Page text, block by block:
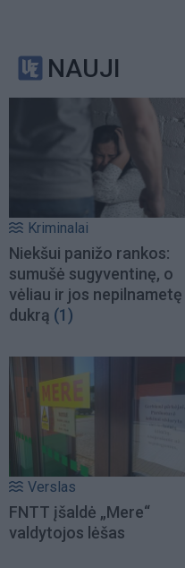
NAUJI
Kriminalai
Niekšui panižo rankos:
sumušė sugyventinę, o
vėliau ir jos nepilnametę
dukrą (1)
Verslas
FNTT įšaldė „Mere“
valdytojos lėšas